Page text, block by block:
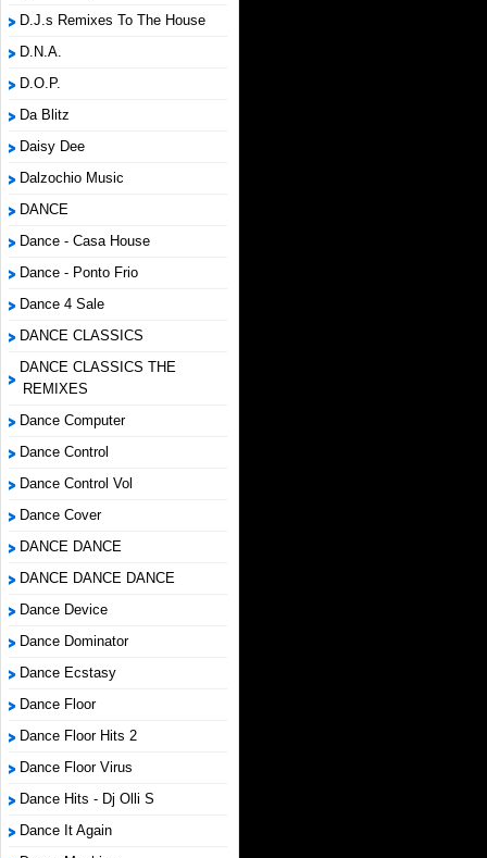
D.J.s Remixes To The House
D.N.A.
D.O.P.
Da Blitz
Daisy Dee
Dalzochio Music
DANCE
Dance - Casa House
Dance - Ponto Frio
Dance 4 Sale
DANCE CLASSICS
DANCE CLASSICS THE
REMIXES
Dance Computer
Dance Control
Dance Control Vol
Dance Cover
DANCE DANCE
DANCE DANCE DANCE
Dance Device
Dance Dominator
Dance Ecstasy
Dance Floor
Dance Floor Hits 2
Dance Floor Virus
Dance Hits - Dj Olli S
Dance It Again